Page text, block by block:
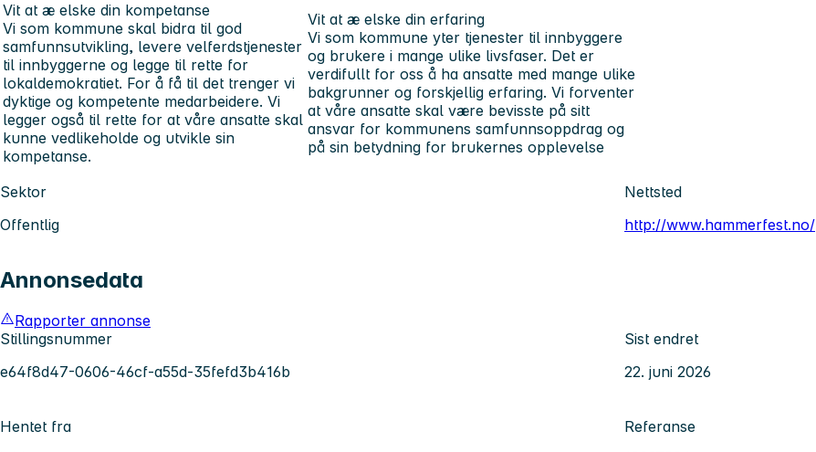
Vit at æ elske din kompetanse
Vi som kommune skal bidra til god
samfunnsutvikling, levere velferdstjenester
til innbyggerne og legge til rette for
lokaldemokratiet. For å få til det trenger vi
dyktige og kompetente medarbeidere. Vi
legger også til rette for at våre ansatte skal
kunne vedlikeholde og utvikle sin
kompetanse.
Vit at æ elske din erfaring
Vi som kommune yter tjenester til innbyggere
og brukere i mange ulike livsfaser. Det er
verdifullt for oss å ha ansatte med mange ulike
bakgrunner og forskjellig erfaring. Vi forventer
at våre ansatte skal være bevisste på sitt
ansvar for kommunens samfunnsoppdrag og
på sin betydning for brukernes opplevelse
Sektor
Offentlig
Nettsted
http://www.hammerfest.no/
Annonsedata
Rapporter annonse
Stillingsnummer
e64f8d47-0606-46cf-a55d-35fefd3b416b
Sist endret
22. juni 2026
Hentet fra
Referanse